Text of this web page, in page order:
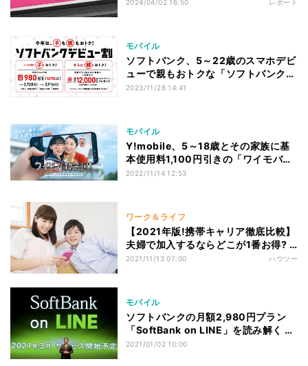
2024/04/02 16:50 レポート
モバイル
ソフトバンク、5～22歳のスマホデビ
ューで親もおトクな「ソフトバンクデ
ビュー割」
2023/11/28 14:41
モバイル
Y!mobile、5～18歳とその家族に基
本使用料1,100円引きの「ワイモバ親
子割」
2022/11/14 12:53
ワーク＆ライフ
【2021年版!携帯キャリア徹底比較】
夫婦で加入するならどこが1番お得? -
機種変しない方がいい人は?
2021/11/13 07:00 ハウツー
モバイル
ソフトバンクの月額2,980円プラン
「SoftBank on LINE」を読み解く -
おすすめなユーザーや注意点
2021/01/02 10:00